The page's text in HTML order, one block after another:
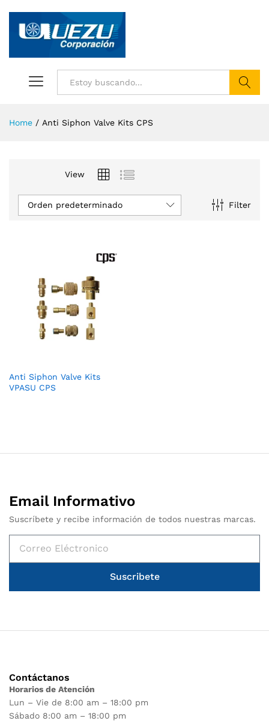
Home / Anti Siphon Valve Kits CPS
View
Filter
Orden predeterminado
Anti Siphon Valve Kits
VPASU CPS
Email Informativo
Suscríbete y recibe información de todos nuestras marcas.
Suscribete
Contáctanos
Horarios de Atención
Lun – Vie de 8:00 am – 18:00 pm
Sábado 8:00 am – 18:00 pm